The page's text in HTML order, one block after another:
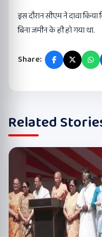
इस दौरान सीएम ने दावा
बिना जमीन के ही हो गया था.
Share:
Related